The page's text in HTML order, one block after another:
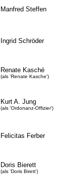
Manfred Steffen
Ingrid Schröder
Renate Kasché
(als 'Renate Kasche')
Kurt A. Jung
(als 'Ordonanz-Offizier')
Felicitas Ferber
Doris Bierett
(als 'Doris Birett')